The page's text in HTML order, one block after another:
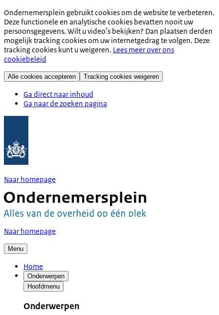
Ondernemersplein gebruikt cookies om de website te verbeteren.
Deze functionele en analytische cookies bevatten nooit uw
persoonsgegevens. Wilt u video’s bekijken? Dan plaatsen derden
mogelijk tracking cookies om uw internetgedrag te volgen. Deze
tracking cookies kunt u weigeren. Lees meer over ons
cookiebeleid
Alle cookies accepteren Tracking cookies weigeren
Ga direct naar inhoud
Ga naar de zoeken pagina
Naar homepage
Naar homepage
Menu
Home
Onderwerpen
Hoofdmenu
Onderwerpen